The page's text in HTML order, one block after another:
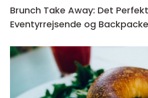
Brunch Take Away: Det
Eventyrrejsende og